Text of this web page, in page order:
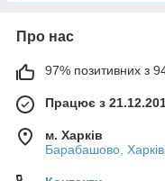
Про нас
97% позитивних з 94
Працює з
м. Харків
Барабашово,